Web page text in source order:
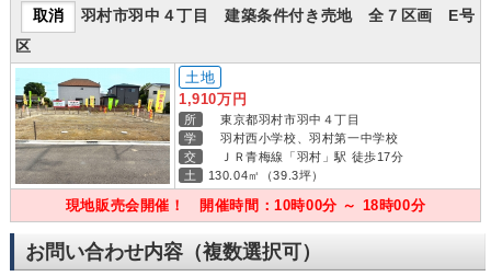
羽村市羽中４丁目 建築条件付き売地 全７区画 E号
区
土地
1,910万円
所
東京都羽村市羽中４丁目
学
羽村西小学校、羽村第一中学校
交
ＪＲ青梅線「羽村」駅 徒歩17分
土
130.04㎡（39.3坪）
現地販売会開催！ 開催時間：10時00分 ～ 18時00分
お問い合わせ内容（複数選択可）